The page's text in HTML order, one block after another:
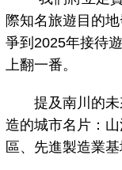
際知名旅遊目的
爭到2025年接待
上翻一番。
提及南川的未
造的城市名片：
區、先進製造業基